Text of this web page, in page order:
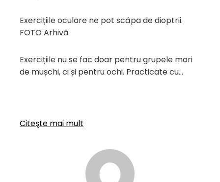
Exercițiile oculare ne pot scăpa de dioptrii.
FOTO Arhivă
Exercițiile nu se fac doar pentru grupele mari
de mușchi, ci și pentru ochi. Practicate cu…
Citeşte mai mult